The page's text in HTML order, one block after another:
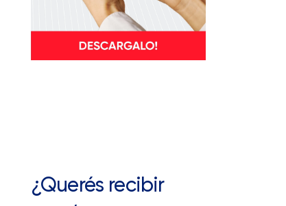
¿Querés recibir